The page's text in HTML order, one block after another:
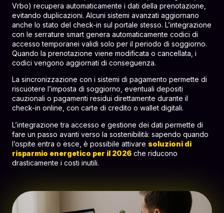
Vrbo) recupera automaticamente i dati della prenotazione,
evitando duplicazioni. Alcuni sistemi avanzati aggiornano
anche lo stato del check-in sul portale stesso. L’integrazione
con le serrature smart genera automaticamente codici di
accesso temporanei validi solo per il periodo di soggiorno.
Quando la prenotazione viene modificata o cancellata, i
codici vengono aggiornati di conseguenza.
La sincronizzazione con i sistemi di pagamento permette di
riscuotere l’imposta di soggiorno, eventuali depositi
cauzionali o pagamenti residui direttamente durante il
check-in online, con carte di credito o wallet digitali.
L’integrazione tra accesso e gestione dei dati permette di
fare un passo avanti verso la sostenibilità: sapendo quando
l’ospite entra o esce, è possibile attivare soluzioni di
risparmio energetico per il 2026 che riducono
drasticamente i costi inutili.